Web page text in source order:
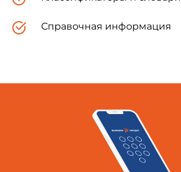
Справочная информация